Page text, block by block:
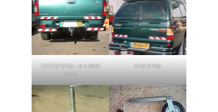
סגירת ארגז
פגוש + וו – אביזרים לרכב
שטח